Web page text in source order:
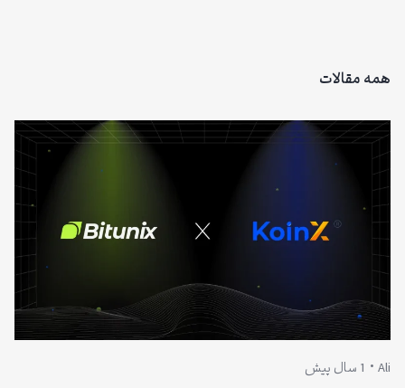
همه مقالات
Ali 1 سال پیش